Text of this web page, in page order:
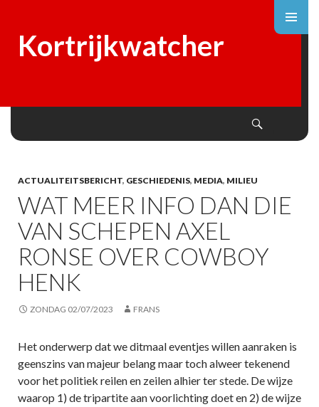
Kortrijkwatcher
ACTUALITEITSBERICHT, GESCHIEDENIS, MEDIA, MILIEU
WAT MEER INFO DAN DIE
VAN SCHEPEN AXEL
RONSE OVER COWBOY
HENK
ZONDAG 02/07/2023 FRANS
Het onderwerp dat we ditmaal eventjes willen aanraken is
geenszins van majeur belang maar toch alweer tekenend
voor het politiek reilen en zeilen alhier ter stede. De wijze
waarop 1) de tripartite aan voorlichting doet en 2) de wijze